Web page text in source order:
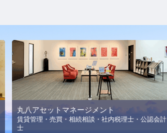
丸八アセットマネージメント
賃貸管理・売買・相続相談・社内税理士・公認会計
士